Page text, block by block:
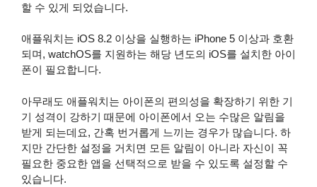
할 수 있게 되었습니다.
애플워치는 iOS 8.2 이상을 실행하는 iPhone 5 이상과 호환
되며, watchOS를 지원하는 해당 년도의 iOS를 설치한 아이
폰이 필요합니다.
아무래도 애플워치는 아이폰의 편의성을 확장하기 위한 기
기 성격이 강하기 때문에 아이폰에서 오는 수많은 알림을
받게 되는데요, 간혹 번거롭게 느끼는 경우가 많습니다. 하
지만 간단한 설정을 거치면 모든 알림이 아니라 자신이 꼭
필요한 중요한 앱을 선택적으로 받을 수 있도록 설정할 수
있습니다.